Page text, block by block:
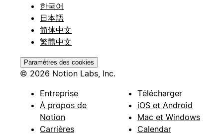
한국어
日本語
简体中文
繁體中文
Paramètres des cookies
© 2026 Notion Labs, Inc.
Entreprise
À propos de
Notion
Carrières
Télécharger
iOS et Android
Mac et Windows
Calendar